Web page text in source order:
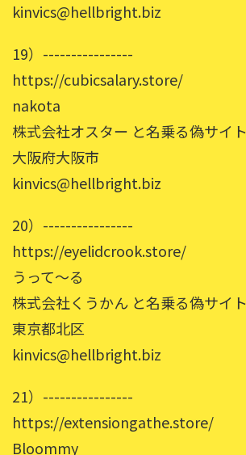
kinvics@hellbright.biz
19）----------------
https://cubicsalary.store/
nakota
株式会社オスター と名乗る偽サイト
大阪府大阪市
kinvics@hellbright.biz
20）----------------
https://eyelidcrook.store/
うって～る
株式会社くうかん と名乗る偽サイト
東京都北区
kinvics@hellbright.biz
21）----------------
https://extensiongathe.store/
Bloommy